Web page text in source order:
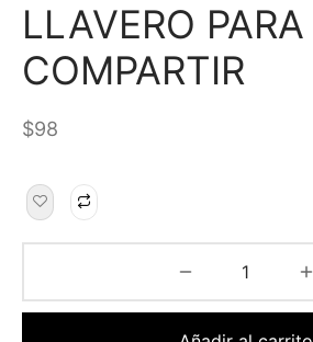
LLAVERO PARA
COMPARTIR
$98